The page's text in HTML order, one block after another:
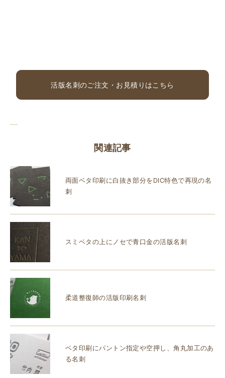
活版名刺のご注文・お見積りはこちら
関連記事
両面ベタ印刷に白抜き部分をDIC特色で再現の名
刺
スミベタの上にノセで青口金の活版名刺
柔道整復師の活版印刷名刺
ベタ印刷にパントン指定や空押し、角丸加工のあ
る名刺